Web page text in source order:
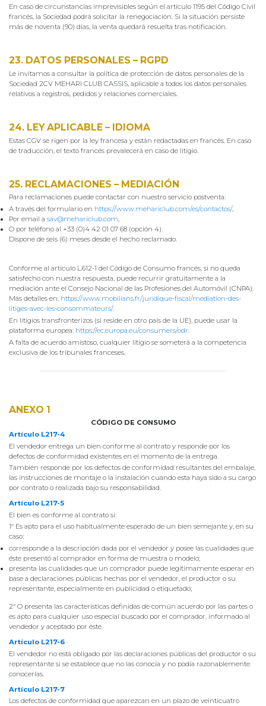
En caso de circunstancias imprevisibles según el artículo 1195 del Código Civil
francés, la Sociedad podrá solicitar la renegociación. Si la situación persiste
más de noventa (90) días, la venta quedará resuelta tras notificación.
23. DATOS PERSONALES – RGPD
Le invitamos a consultar la política de protección de datos personales de la
Sociedad 2CV MEHARI CLUB CASSIS, aplicable a todos los datos personales
relativos a registros, pedidos y relaciones comerciales.
24. LEY APLICABLE – IDIOMA
Estas CGV se rigen por la ley francesa y están redactadas en francés. En caso
de traducción, el texto francés prevalecerá en caso de litigio.
25. RECLAMACIONES – MEDIACIÓN
Para reclamaciones puede contactar con nuestro servicio postventa:
A través del formulario en https://www.mehariclub.com/es/contactos/,
Por email a sav@mehariclub.com,
O por teléfono al +33 (0)4 42 01 07 68 (opción 4).
Dispone de seis (6) meses desde el hecho reclamado.
Conforme al artículo L.612-1 del Código de Consumo francés, si no queda
satisfecho con nuestra respuesta, puede recurrir gratuitamente a la
mediación ante el Consejo Nacional de las Profesiones del Automóvil (CNPA).
Más detalles en: https://www.mobilians.fr/juridique-fiscal/mediation-des-
litiges-avec-les-consommateurs/.
En litigios transfronterizos (si reside en otro país de la UE), puede usar la
plataforma europea: https://ec.europa.eu/consumers/odr.
A falta de acuerdo amistoso, cualquier litigio se someterá a la competencia
exclusiva de los tribunales franceses.
ANEXO 1
CÓDIGO DE CONSUMO
Artículo L217-4
El vendedor entrega un bien conforme al contrato y responde por los
defectos de conformidad existentes en el momento de la entrega.
También responde por los defectos de conformidad resultantes del embalaje,
las instrucciones de montaje o la instalación cuando esta haya sido a su cargo
por contrato o realizada bajo su responsabilidad.
Artículo L217-5
El bien es conforme al contrato si:
1° Es apto para el uso habitualmente esperado de un bien semejante y, en su
caso:
corresponde a la descripción dada por el vendedor y posee las cualidades que
éste presentó al comprador en forma de muestra o modelo;
presenta las cualidades que un comprador puede legítimamente esperar en
base a declaraciones públicas hechas por el vendedor, el productor o su
representante, especialmente en publicidad o etiquetado;
2° O presenta las características definidas de común acuerdo por las partes o
es apto para cualquier uso especial buscado por el comprador, informado al
vendedor y aceptado por éste.
Artículo L217-6
El vendedor no está obligado por las declaraciones públicas del productor o su
representante si se establece que no las conocía y no podía razonablemente
conocerlas.
Artículo L217-7
Los defectos de conformidad que aparezcan en un plazo de veinticuatro